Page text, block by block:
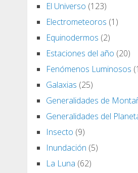
El Universo (123)
Electrometeoros (1)
Equinodermos (2)
Estaciones del año (20)
Fenómenos Luminosos
Galaxias (25)
Generalidades de
Generalidades del
Insecto (9)
Inundación (5)
La Luna (62)